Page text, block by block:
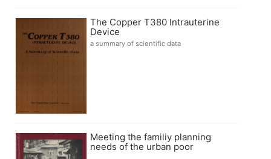
The Copper T380 Intrauterine
Device
a summary of scientific data
Meeting the familiy planning
needs of the urban poor